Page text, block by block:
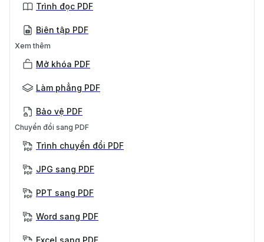
Trình đọc PDF
Biên tập PDF
Xem thêm
Mở khóa PDF
Làm phẳng PDF
Bảo vệ PDF
Chuyển đổi sang PDF
Trình chuyển đổi PDF
JPG sang PDF
PPT sang PDF
Word sang PDF
Excel sang PDF